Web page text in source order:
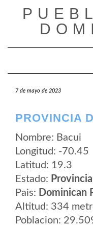
7 de mayo de 2023
PROVINCIA
Nombre: Bacui
Longitud: -70.45
Latitud: 19.3
Estado:
Pais: Dominican
Altitud: 334
Poblacion: